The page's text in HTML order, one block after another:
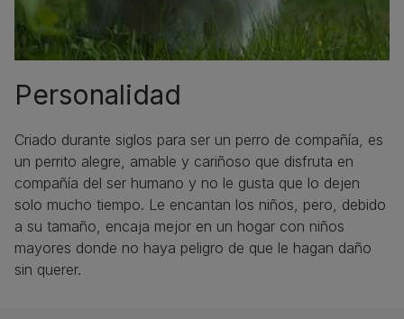
Personalidad
Criado durante siglos para ser un perro de compañía, es
un perrito alegre, amable y cariñoso que disfruta en
compañía del ser humano y no le gusta que lo dejen
solo mucho tiempo. Le encantan los niños, pero, debido
a su tamaño, encaja mejor en un hogar con niños
mayores donde no haya peligro de que le hagan daño
sin querer.